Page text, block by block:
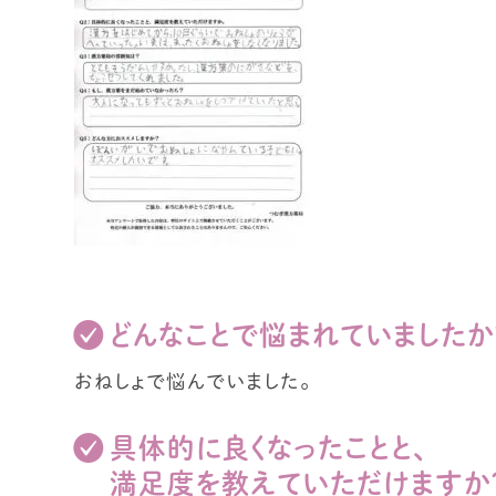
どんなことで悩まれていましたか
おねしょで悩んでいました。
具体的に良くなったことと、
満足度を教えていただけますか